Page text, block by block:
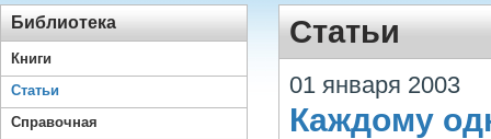
Библиотека
Книги
Статьи
Справочная
Статьи
01 января 2003
Каждому